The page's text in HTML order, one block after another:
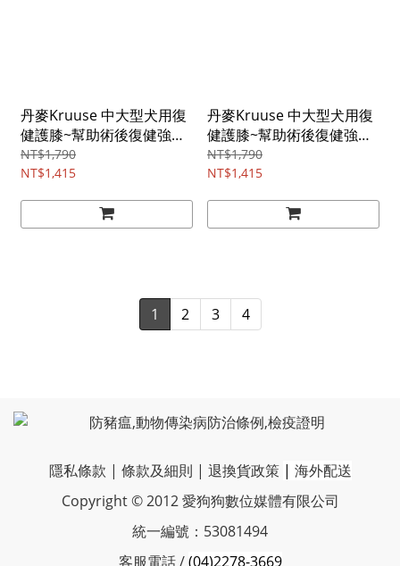
丹麥Kruuse 中大型犬用復
健護膝~幫助術後復健強健
肌肉/左腳
NT$1,790
NT$1,415
丹麥Kruuse 中大型犬用復
健護膝~幫助術後復健強健
肌肉/右腳
NT$1,790
NT$1,415
1 2 3 4
隱私條款 | 條款及細則 | 退換貨政策 | 海外配送
Copyright © 2012 愛狗狗數位媒體有限公司
統一編號：53081494
客服電話 /(04)2278-3669